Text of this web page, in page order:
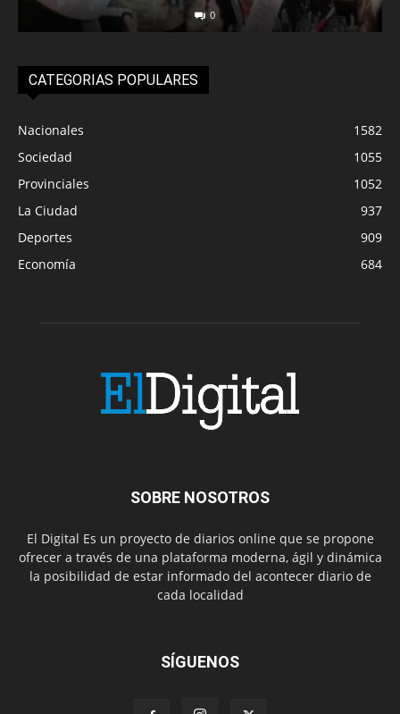
0
CATEGORIAS POPULARES
Nacionales
1582
Sociedad
1055
Provinciales
1052
La Ciudad
937
Deportes
909
Economía
684
SOBRE NOSOTROS
El Digital Es un proyecto de diarios online que se propone
ofrecer a través de una plataforma moderna, ágil y dinámica
la posibilidad de estar informado del acontecer diario de
cada localidad
SÍGUENOS